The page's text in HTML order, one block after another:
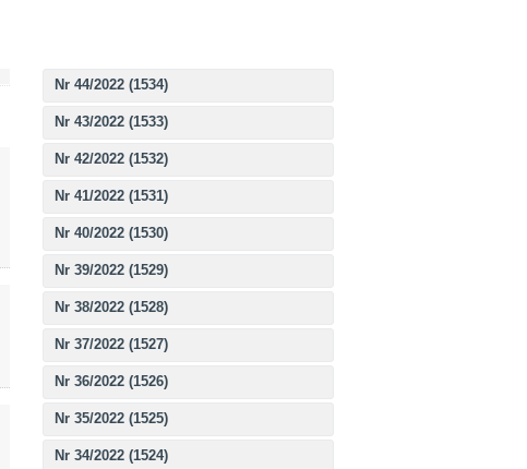
Nr 44/2022 (1534)
Nr 43/2022 (1533)
Nr 42/2022 (1532)
Nr 41/2022 (1531)
Nr 40/2022 (1530)
Nr 39/2022 (1529)
Nr 38/2022 (1528)
Nr 37/2022 (1527)
Nr 36/2022 (1526)
Nr 35/2022 (1525)
Nr 34/2022 (1524)